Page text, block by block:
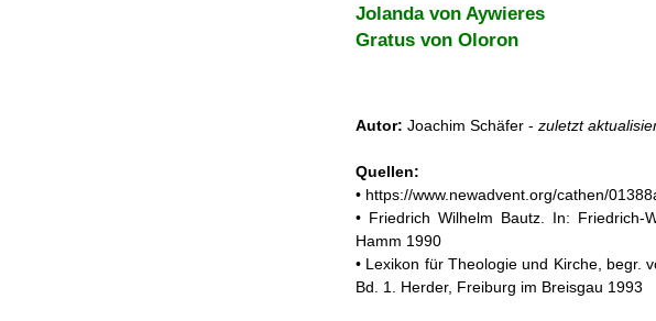
Jolanda von Aywieres
Gratus von Oloron
Autor: Joachim Schäfer - zuletzt
Quellen:
• https://www.newadvent.org/cathen/
• Friedrich Wilhelm Bautz. In: Friedrich-
Hamm 1990
• Lexikon für Theologie und Kirche, begr.
Bd. 1. Herder, Freiburg im Breisgau 1993